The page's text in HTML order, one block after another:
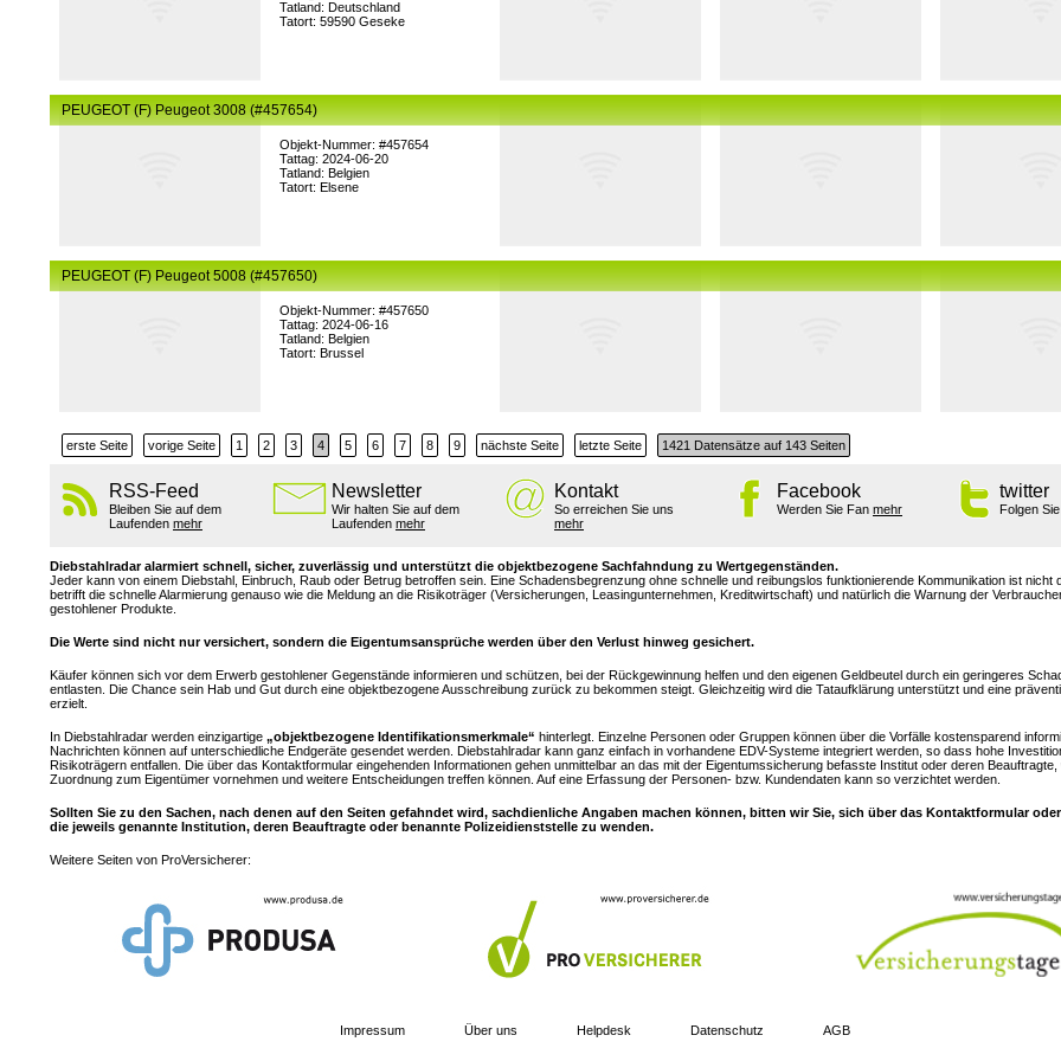
Tatland: Deutschland
Tatort: 59590 Geseke
Objekt-Nummer: #457654
Tattag: 2024-06-20
Tatland: Belgien
Tatort: Elsene
PEUGEOT (F) Peugeot 3008 (#457654)
Objekt-Nummer: #457650
Tattag: 2024-06-16
Tatland: Belgien
Tatort: Brussel
PEUGEOT (F) Peugeot 5008 (#457650)
erste Seite vorige Seite 1 2 3 4 5 6 7 8 9 nächste Seite letzte Seite 1421 Datensätze auf 143 Seiten
RSS-Feed
Bleiben Sie auf dem
Laufenden mehr
Newsletter
Wir halten Sie auf dem
Laufenden mehr
Kontakt
So erreichen Sie uns
mehr
Facebook
Werden Sie Fan mehr
twitter
Folgen
Diebstahlradar alarmiert schnell, sicher, zuverlässig und unterstützt die objektbezogene Sachfahndung zu Wertgegenständen.
Jeder kann von einem Diebstahl, Einbruch, Raub oder Betrug betroffen sein. Eine Schadensbegrenzung ohne schnelle und reibungslos funktionierende Kommunikation ist nicht
betrifft die schnelle Alarmierung genauso wie die Meldung an die Risikoträger (Versicherungen, Leasingunternehmen, Kreditwirtschaft) und natürlich die Warnung der
gestohlener Produkte.
Die Werte sind nicht nur versichert, sondern die Eigentumsansprüche werden über den Verlust hinweg gesichert.
Käufer können sich vor dem Erwerb gestohlener Gegenstände informieren und schützen, bei der Rückgewinnung helfen und den eigenen Geldbeutel durch ein geringeres
entlasten. Die Chance sein Hab und Gut durch eine objektbezogene Ausschreibung zurück zu bekommen steigt. Gleichzeitig wird die Tataufklärung unterstützt und eine
erzielt.
In Diebstahlradar werden einzigartige „objektbezogene Identifikationsmerkmale“ hinterlegt. Einzelne Personen oder Gruppen können über die Vorfälle kostensparend
Nachrichten können auf unterschiedliche Endgeräte gesendet werden. Diebstahlradar kann ganz einfach in vorhandene EDV-Systeme integriert werden, so dass hohe
Risikoträgern entfallen. Die über das Kontaktformular eingehenden Informationen gehen unmittelbar an das mit der Eigentumssicherung befasste Institut oder deren Beauftragte,
Zuordnung zum Eigentümer vornehmen und weitere Entscheidungen treffen können. Auf eine Erfassung der Personen- bzw. Kundendaten kann so verzichtet werden.
Sollten Sie zu den Sachen, nach denen auf den Seiten gefahndet wird, sachdienliche Angaben machen können, bitten wir Sie, sich über das Kontaktformular
die jeweils genannte Institution, deren Beauftragte oder benannte Polizeidienststelle zu wenden.
Weitere Seiten von ProVersicherer:
Impressum Über uns Helpdesk Datenschutz AGB